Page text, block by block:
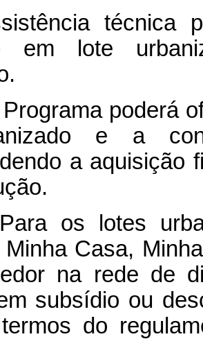
técnica
em lote
poderá
e a
a aquisição
os lotes
Minha Casa,
na rede de
subsídio ou
do